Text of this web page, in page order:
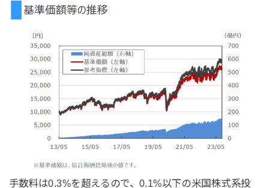
手数料は0.3%を超えるので、0.1%以下の米国株式系投